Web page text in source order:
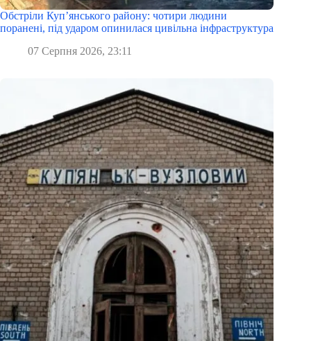
Обстріли Куп’янського району: чотири людини
поранені, під ударом опинилася цивільна інфраструктура
07 Серпня 2026, 23:11